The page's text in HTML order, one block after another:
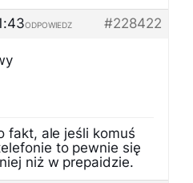
#228422
ODPOWIEDZ
fakt, ale jeśli komuś
to pewnie się
niż w prepaidzie.